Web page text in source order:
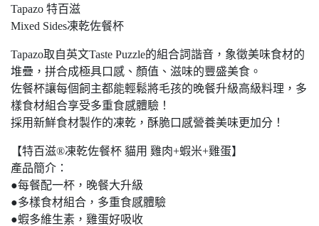
Tapazo 特百滋
Mixed Sides凍乾佐餐杯
Tapazo取自英文Taste Puzzle的組合詞諧音，象徵美味食材的
堆疊，拼合成極具口感、顏值、滋味的豐盛美食。
佐餐杯讓每個飼主都能輕鬆將毛孩的晚餐升級高級料理，多
樣食材組合享受多重食感體驗！
採用新鮮食材製作的凍乾，酥脆口感營養美味更加分！
【特百滋®凍乾佐餐杯 貓用 雞肉+蝦米+雞蛋】
產品簡介：
●每餐配一杯，晚餐大升級
●多樣食材組合，多重食感體驗
●蝦多維生素，雞蛋好吸收